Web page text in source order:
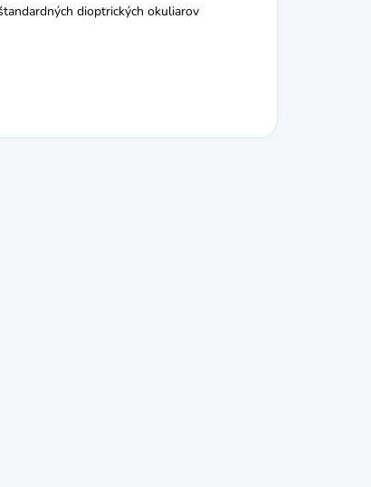
dioptrických okuliarov